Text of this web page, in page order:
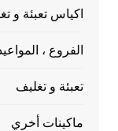
اكياس تعبئة و
الفروع ،
تعبئة و تغليف
ماكينات أخري